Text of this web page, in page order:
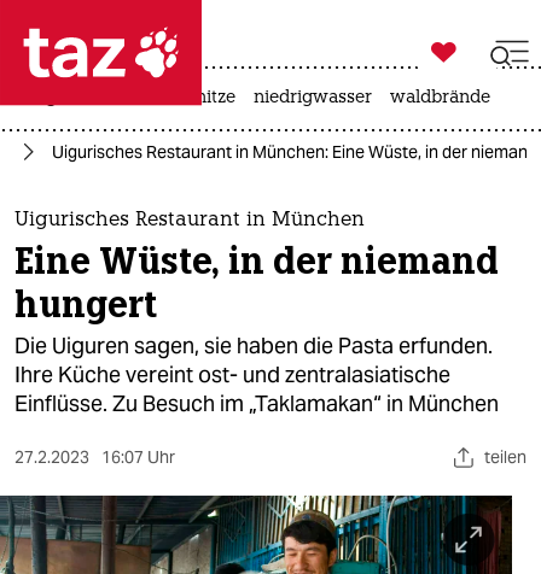
 taz zahl ich
taz zahl ich
themen
politik
öko
gesellschaft
sport
berlin

taz zahl ich
hitze niedrigwasser waldbrände
Uigurisches Restaurant in München: Eine Wüste, in der
Uigurisches Restaurant in München
Eine Wüste, in der niemand
hungert
Die Uiguren sagen, sie haben die Pasta erfunden.
Ihre Küche vereint ost- und zentralasiatische
Einflüsse. Zu Besuch im „Taklamakan“ in München
27.2.2023 16:07 Uhr teilen